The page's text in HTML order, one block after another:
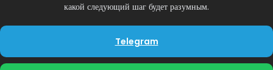
какой следующий шаг будет разумным.
Telegram